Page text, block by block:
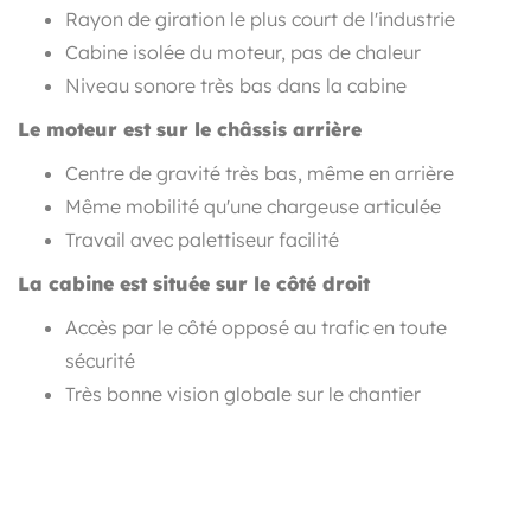
Rayon de giration le plus court de l'industrie
Cabine isolée du moteur, pas de chaleur
Niveau sonore très bas dans la cabine
Le moteur est sur le châssis arrière
Centre de gravité très bas, même en arrière
Même mobilité qu'une chargeuse articulée
Travail avec palettiseur facilité
La cabine est située sur le côté droit
Accès par le côté opposé au trafic en toute
sécurité
Très bonne vision globale sur le chantier